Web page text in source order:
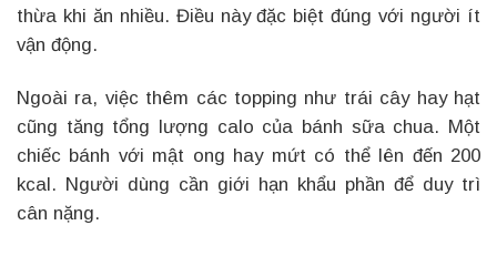
thừa khi ăn nhiều. Điều này đặc biệt đúng với người ít
vận động.
Ngoài ra, việc thêm các topping như trái cây hay hạt
cũng tăng tổng lượng calo của bánh sữa chua. Một
chiếc bánh với mật ong hay mứt có thể lên đến 200
kcal. Người dùng cần giới hạn khẩu phần để duy trì
cân nặng.